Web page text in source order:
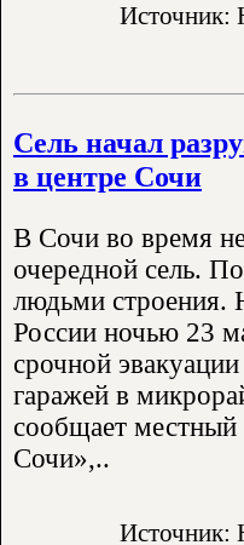
Источник:
Сель начал
в центре Сочи
В Сочи во время
очередной сель.
людьми строения.
России ночью 23
срочной
гаражей в
сообщает
Сочи»,..
Источник: